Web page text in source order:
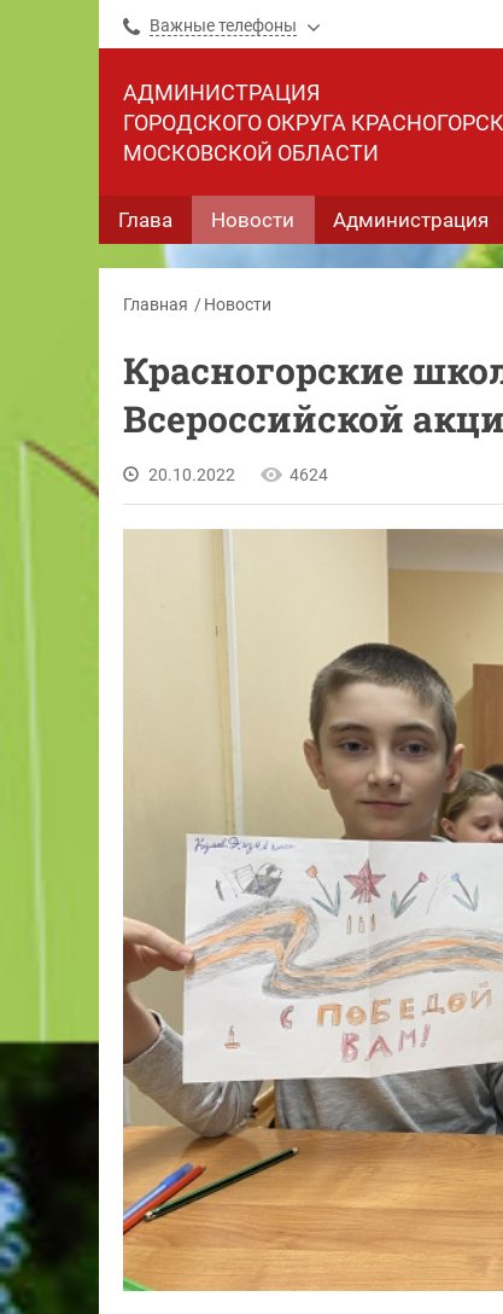
Важные телефоны
АДМИНИСТРАЦИЯ
ГОРОДСКОГО ОКРУГА КРАСНОГОРСК
МОСКОВСКОЙ ОБЛАСТИ
Глава Новости Администрация
Главная Новости
Красногорские
Всероссийской
20.10.2022 4624